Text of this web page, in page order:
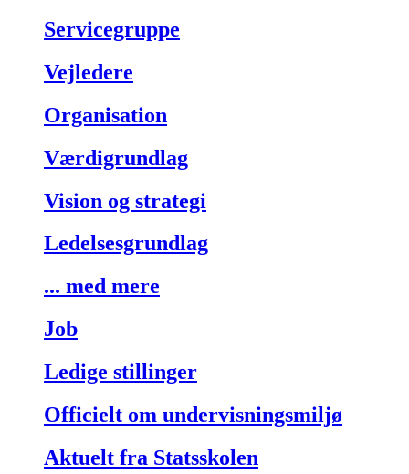
Servicegruppe
Vejledere
Organisation
Værdigrundlag
Vision og strategi
Ledelsesgrundlag
... med mere
Job
Ledige stillinger
Officielt om undervisningsmiljø
Aktuelt fra Statsskolen